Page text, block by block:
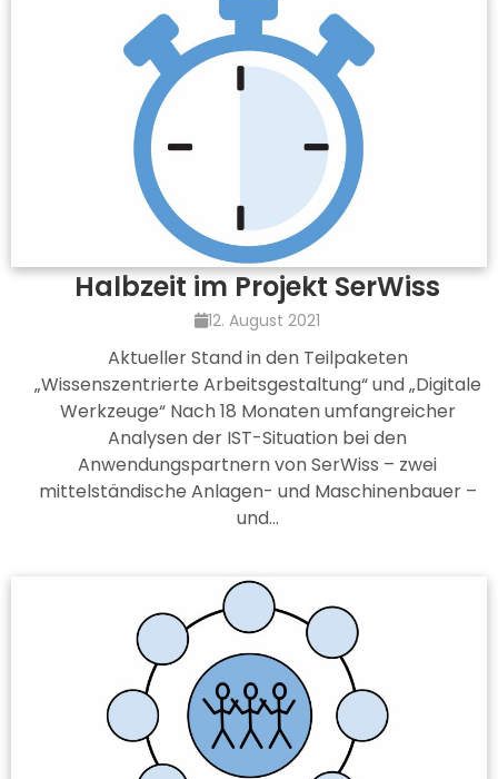
Halbzeit im Projekt SerWiss
12. August 2021
Aktueller Stand in den Teilpaketen
„Wissenszentrierte Arbeitsgestaltung“ und „Digitale
Werkzeuge“ Nach 18 Monaten umfangreicher
Analysen der IST-Situation bei den
Anwendungspartnern von SerWiss – zwei
mittelständische Anlagen- und Maschinenbauer –
und…